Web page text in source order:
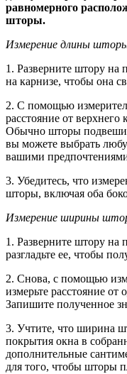
равномерного
шторы.
Измерение длины
1. Разверните штору на
на карнизе, чтобы она
2. С помощью
расстояние от
Обычно шторы
вы можете выбрать
вашими
3. Убедитесь, что
шторы, включая оба
Измерение ширины
1. Разверните штору на
разгладьте ее, чтобы
2. Снова, с помощью
измерьте расстояние от
Запишите полученное
3. Учтите, что ширина
покрытия окна в
дополнительные
для того, чтобы шторы